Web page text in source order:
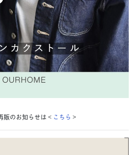
販のお知らせは＜ こちら ＞